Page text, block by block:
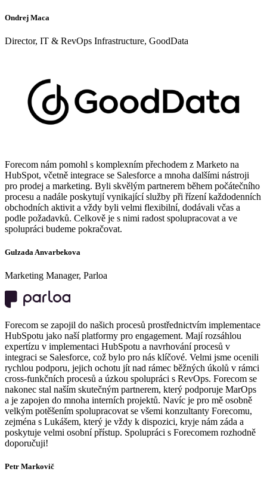
Ondrej Maca
Director, IT & RevOps Infrastructure, GoodData
Forecom nám pomohl s komplexním přechodem z Marketo na
HubSpot, včetně integrace se Salesforce a mnoha dalšími nástroji
pro prodej a marketing. Byli skvělým partnerem během počátečního
procesu a nadále poskytují vynikající služby při řízení každodenních
obchodních aktivit a vždy byli velmi flexibilní, dodávali včas a
podle požadavků. Celkově je s nimi radost spolupracovat a ve
spolupráci budeme pokračovat.
Gulzada Anvarbekova
Marketing Manager, Parloa
Forecom se zapojil do našich procesů prostřednictvím implementace
HubSpotu jako naší platformy pro engagement. Mají rozsáhlou
expertízu v implementaci HubSpotu a navrhování procesů v
integraci se Salesforce, což bylo pro nás klíčové. Velmi jsme ocenili
rychlou podporu, jejich ochotu jít nad rámec běžných úkolů v rámci
cross-funkčních procesů a úzkou spolupráci s RevOps. Forecom se
nakonec stal naším skutečným partnerem, který podporuje MarOps
a je zapojen do mnoha interních projektů. Navíc je pro mě osobně
velkým potěšením spolupracovat se všemi konzultanty Forecomu,
zejména s Lukášem, který je vždy k dispozici, kryje nám záda a
poskytuje velmi osobní přístup. Spolupráci s Forecomem rozhodně
doporučuji!
Petr Markovič